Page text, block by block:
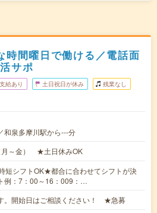
時間曜日で働ける／電話面
サポ
給あり 土日祝日が休み 残業なし
和泉多摩川駅から---分
月～金） ★土日休みOK
短シフトOK★都合に合わせてシフトが決
例：7：00～16：009：…
。開始日はご相談ください！ ★急募